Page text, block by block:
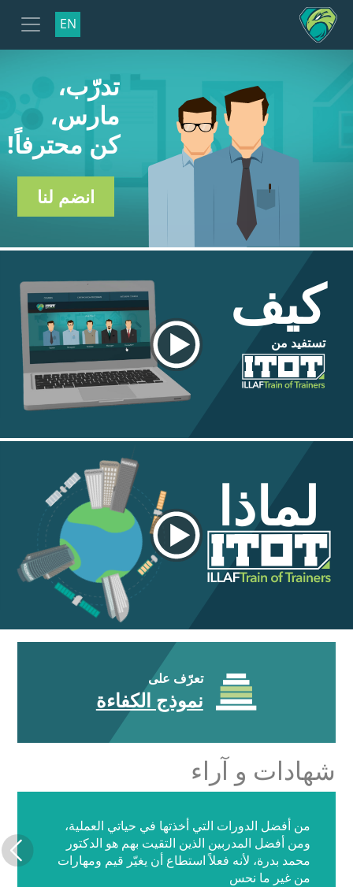
EN
انضم لنا
تدرّب،
مارس،
كن محترفاً!
كيف
تستفيد من
لماذا
تعرّف على
نموذج الكفاءة
شهادات و آراء
من أفضل الدورات التي أخذتها في حياتي العملية،
ومن أفضل المدربين الذين التقيت بهم هو الدكتور
محمد بدرة، لأنه فعلاً استطاع أن يغيّر قيم ومهارات
من غير ما نحس